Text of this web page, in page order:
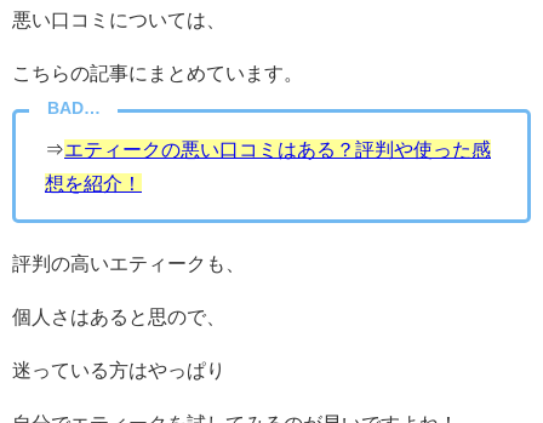
悪い口コミについては、
こちらの記事にまとめています。
BAD…
⇒エティークの悪い口コミはある？評判や使った感
想を紹介！
評判の高いエティークも、
個人さはあると思ので、
迷っている方はやっぱり